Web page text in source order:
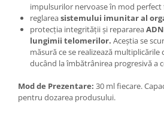
impulsurilor nervoase în mod perfect
reglareasistemului imunitar al
protecția integrității și repararea
lungimii telomerilor. Aceștia se
măsură ce se realizează multiplicările
ducând la îmbătrânirea progresivă a
Mod de Prezentare: 30 ml fiecare.
pentru dozarea produsului.